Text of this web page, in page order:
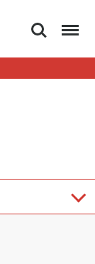
Zoeken Menu